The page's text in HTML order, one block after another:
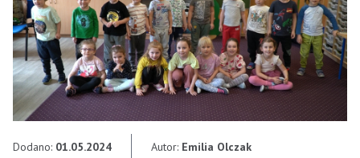
Dodano: 01.05.2024 Autor: Emilia Olczak